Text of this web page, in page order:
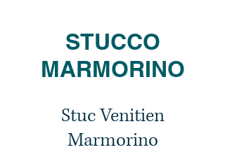
STUCCO
MARMORINO
Stuc Venitien
Marmorino